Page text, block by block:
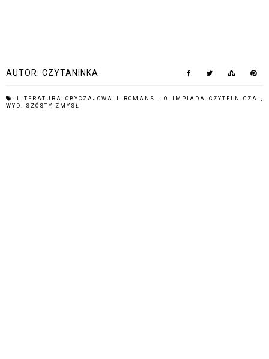
AUTOR: CZYTANINKA
LITERATURA OBYCZAJOWA I ROMANS OLIMPIADA CZYTELNICZA
WYD. SZÓSTY ZMYSŁ